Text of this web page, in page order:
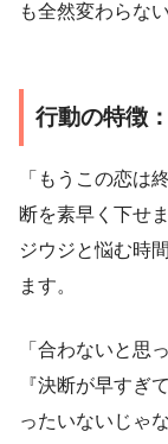
も全然変わらな
行動の特徴
「もうこの恋は
断を素早く下せ
ジウジと悩む時
ます。
「合わないと思
『決断が早すぎ
ったいないじゃ